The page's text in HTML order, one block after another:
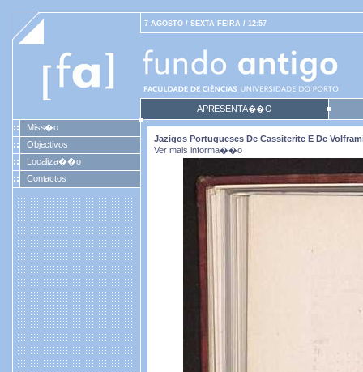
7 AGOSTO / SEXTA FEIRA / 12:57
APRESENTA��O
Miss�o
Objectivos
Localiza��o
Contactos
Jazigos Portugueses De Cassiterite E De
Ver mais informa��o